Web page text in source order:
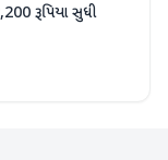
રૂપિયા સુધી